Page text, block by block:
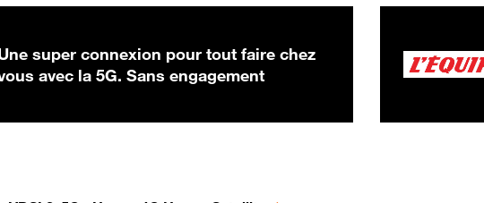
super connexion pour tout faire chez
avec la 5G. Sans engagement